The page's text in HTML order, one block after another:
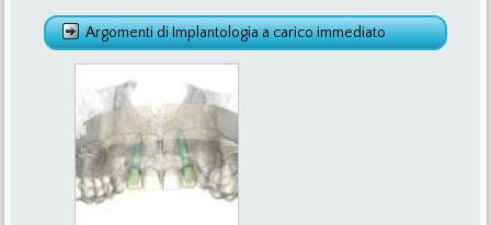
Argomenti di Implantologia a carico immediato